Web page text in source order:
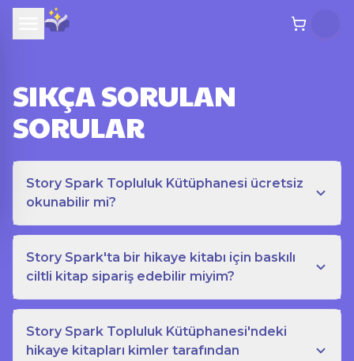
SIKÇA SORULAN
SORULAR
Story Spark Topluluk Kütüphanesi ücretsiz
okunabilir mi?
Story Spark'ta bir hikaye kitabı için baskılı
ciltli kitap sipariş edebilir miyim?
Story Spark Topluluk Kütüphanesi'ndeki
hikaye kitapları kimler tarafından